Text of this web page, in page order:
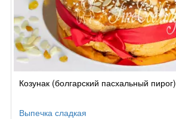
Козунак (болгарский пасхальный пирог)
Выпечка сладкая